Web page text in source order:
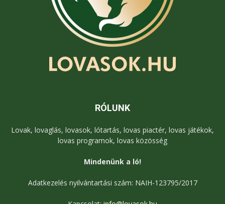
RÓLUNK
Lovak, lovaglás, lovasok, lótartás, lovas piactér, lovas játékok,
lovas programok, lovas közösség
Mindenünk a ló!
Adatkezelés nyilvántartási szám: NAIH-123795/2017